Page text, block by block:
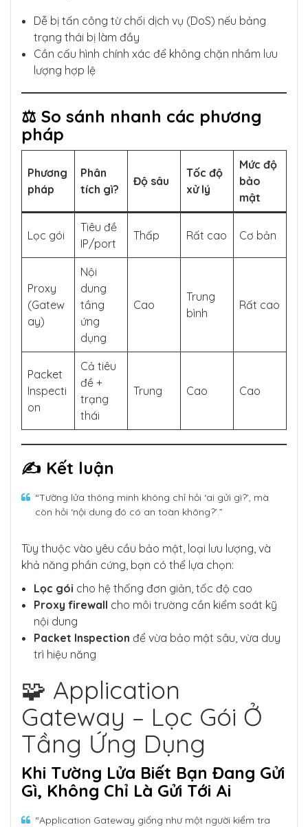
Dễ bị tấn công từ chối dịch vụ (DoS) nếu bảng
trạng thái bị làm đầy
Cần cấu hình chính xác để không chặn nhầm lưu
lượng hợp lệ
⚖️ So sánh nhanh các phương
pháp
Phương
pháp
Phân
tích gì?
Độ sâu
Tốc độ
xử lý
Mức độ
bảo
mật
Lọc gói
Tiêu đề
IP/port
Thấp Rất cao Cơ bản
Proxy
(Gatew
ay)
Nội
dung
tầng
ứng
dụng
Cao
Trung
bình
Rất cao
Packet
Inspecti
on
Cả tiêu
đề +
trạng
thái
Trung Cao Cao
✍️ Kết luận
“Tường lửa thông minh không chỉ hỏi ‘ai gửi gì?’, mà
còn hỏi ‘nội dung đó có an toàn không?’.”
Tùy thuộc vào yêu cầu bảo mật, loại lưu lượng, và
khả năng phần cứng, bạn có thể lựa chọn:
Lọc gói cho hệ thống đơn giản, tốc độ cao
Proxy firewall cho môi trường cần kiểm soát kỹ
nội dung
Packet Inspection để vừa bảo mật sâu, vừa duy
trì hiệu năng
🧩 Application
Gateway – Lọc Gói Ở
Tầng Ứng Dụng
Khi Tường Lửa Biết Bạn Đang Gửi
Gì, Không Chỉ Là Gửi Tới Ai
“Application Gateway giống như một người kiểm tra